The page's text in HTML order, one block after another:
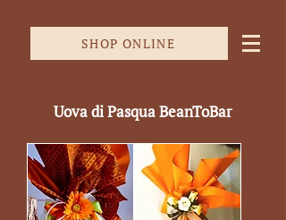
SHOP ONLINE
Uova di Pasqua BeanToBar